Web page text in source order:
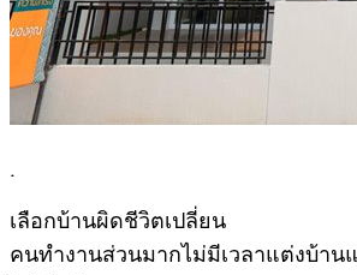
.
เลือกบ้านผิดชีวิตเปลี่ยน
คนทำงานส่วนมากไม่มีเวลาแต่งบ้าน